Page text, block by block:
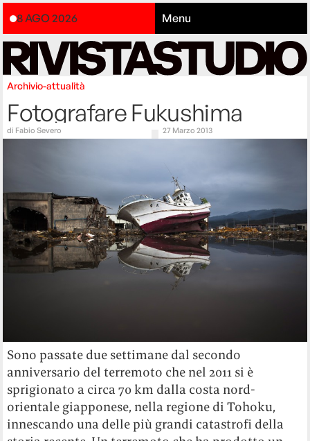
8 AGO 2026 Menu
Archivio-attualità
Fotografare Fukushima
di Fabio Severo 27 Marzo 2013
Sono passate due settimane dal secondo
anniversario del terremoto che nel 2011 si è
sprigionato a circa 70 km dalla costa nord-
orientale giapponese, nella regione di Tohoku,
innescando una delle più grandi catastrofi della